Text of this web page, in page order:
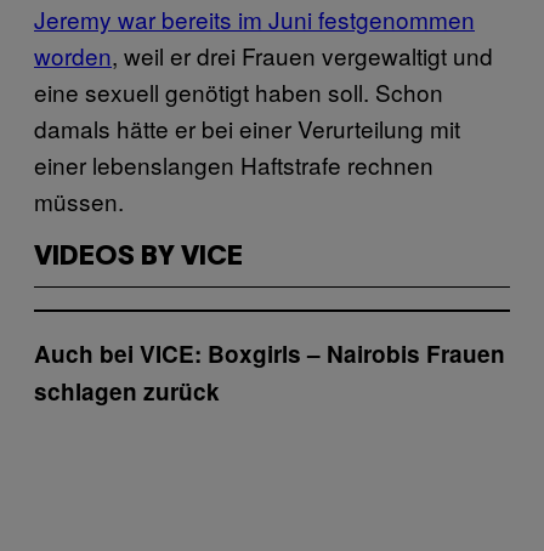
Jeremy war bereits im Juni festgenommen
worden, weil er drei Frauen vergewaltigt und
eine sexuell genötigt haben soll. Schon
damals hätte er bei einer Verurteilung mit
einer lebenslangen Haftstrafe rechnen
müssen.
VIDEOS BY VICE
Auch bei VICE: Boxgirls – Nairobis Frauen
schlagen zurück